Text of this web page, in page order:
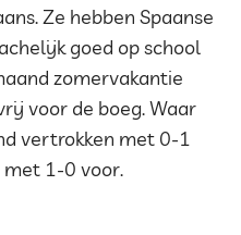
Ze hebben Spaanse
goed op school
zomervakantie
voor de boeg. Waar
vertrokken met 0-1
1-0 voor.